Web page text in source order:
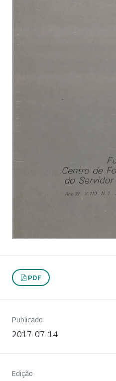
PDF
Publicado
2017-07-14
Edição